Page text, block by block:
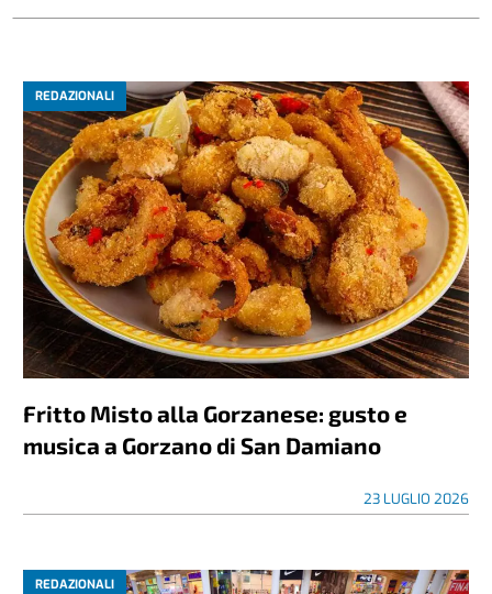
REDAZIONALI
Fritto Misto alla Gorzanese: gusto e
musica a Gorzano di San Damiano
23 LUGLIO 2026
REDAZIONALI